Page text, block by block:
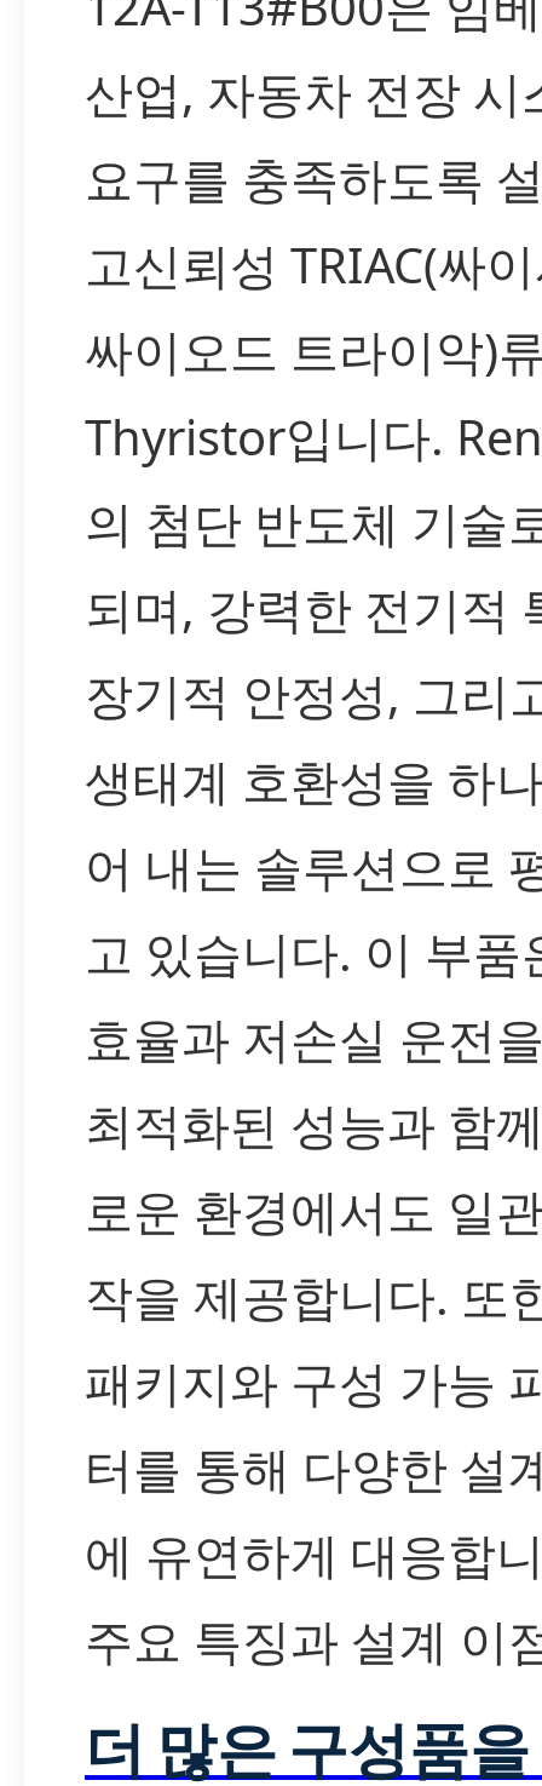
산업, 자동차 전장 시
요구를 충족하도록
고신뢰성 TRIAC(싸
싸이오드 트라이악)
Thyristor입니다.
의 첨단 반도체 기술
되며, 강력한 전기적
장기적 안정성, 그리
생태계 호환성을 하
어 내는 솔루션으로
고 있습니다. 이 부품
효율과 저손실 운전
최적화된 성능과 함
로운 환경에서도 일
작을 제공합니다. 또
패키지와 구성 가능
터를 통해 다양한 설
에 유연하게 대응합
주요 특징과 설계 이
더 많은 구성품